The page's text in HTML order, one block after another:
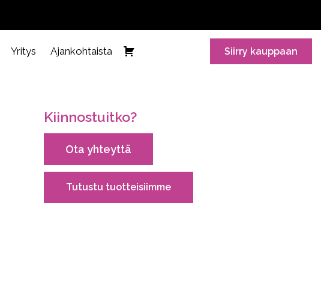
Yritys Ajankohtaista Siirry kauppaan
Kiinnostuitko?
Ota yhteyttä
Tutustu tuotteisiimme